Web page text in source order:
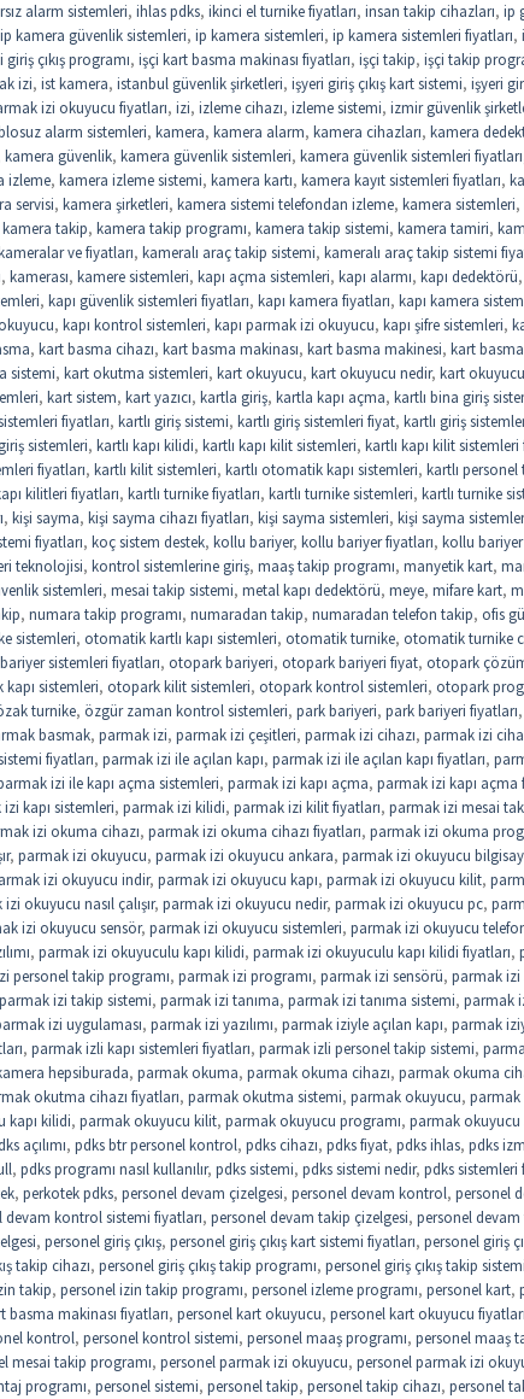
alarm sistemleri, ihlas pdks, ikinci el turnike fiyatları, insan takip cihazları, ip
ip kamera güvenlik sistemleri, ip kamera sistemleri, ip kamera sistemleri fiyatları,
giriş çıkış programı, işçi kart basma makinası fiyatları, işçi takip, işçi takip
izi, ist kamera, istanbul güvenlik şirketleri, işyeri giriş çıkış kart sistemi, işyeri
izi okuyucu fiyatları, izi, izleme cihazı, izleme sistemi, izmir güvenlik
alarm sistemleri, kamera, kamera alarm, kamera cihazları, kamera
kamera güvenlik, kamera güvenlik sistemleri, kamera güvenlik sistemleri fiyatları
izleme, kamera izleme sistemi, kamera kartı, kamera kayıt sistemleri fiyatları,
servisi, kamera şirketleri, kamera sistemi telefondan izleme, kamera sistemleri,
kamera takip, kamera takip programı, kamera takip sistemi, kamera tamiri,
ve fiyatları, kameralı araç takip sistemi, kameralı araç takip sistemi
, kamerası, kamere sistemleri, kapı açma sistemleri, kapı alarmı, kapı dedektörü,
, kapı güvenlik sistemleri fiyatları, kapı kamera fiyatları, kapı kamera
, kapı kontrol sistemleri, kapı parmak izi okuyucu, kapı şifre sistemleri,
, kart basma cihazı, kart basma makinası, kart basma makinesi, kart
sistemi, kart okutma sistemleri, kart okuyucu, kart okuyucu nedir, kart
, kart sistem, kart yazıcı, kartla giriş, kartla kapı açma, kartlı bina giriş
fiyatları, kartlı giriş sistemi, kartlı giriş sistemleri fiyat, kartlı giriş
sistemleri, kartlı kapı kilidi, kartlı kapı kilit sistemleri, kartlı kapı kilit sistemleri
fiyatları, kartlı kilit sistemleri, kartlı otomatik kapı sistemleri, kartlı personel
kilitleri fiyatları, kartlı turnike fiyatları, kartlı turnike sistemleri, kartlı turnike
, kişi sayma, kişi sayma cihazı fiyatları, kişi sayma sistemleri, kişi sayma
fiyatları, koç sistem destek, kollu bariyer, kollu bariyer fiyatları, kollu
teknolojisi, kontrol sistemlerine giriş, maaş takip programı, manyetik kart,
sistemleri, mesai takip sistemi, metal kapı dedektörü, meye, mifare kart,
, numara takip programı, numaradan takip, numaradan telefon takip, ofis
sistemleri, otomatik kartlı kapı sistemleri, otomatik turnike, otomatik turnike
sistemleri fiyatları, otopark bariyeri, otopark bariyeri fiyat, otopark
sistemleri, otopark kilit sistemleri, otopark kontrol sistemleri, otopark
turnike, özgür zaman kontrol sistemleri, park bariyeri, park bariyeri fiyatları,
basmak, parmak izi, parmak izi çeşitleri, parmak izi cihazı, parmak izi
fiyatları, parmak izi ile açılan kapı, parmak izi ile açılan kapı fiyatları,
izi ile kapı açma sistemleri, parmak izi kapı açma, parmak izi kapı açma
kapı sistemleri, parmak izi kilidi, parmak izi kilit fiyatları, parmak izi mesai
izi okuma cihazı, parmak izi okuma cihazı fiyatları, parmak izi okuma
, parmak izi okuyucu, parmak izi okuyucu ankara, parmak izi okuyucu
izi okuyucu indir, parmak izi okuyucu kapı, parmak izi okuyucu kilit,
okuyucu nasıl çalışır, parmak izi okuyucu nedir, parmak izi okuyucu pc,
izi okuyucu sensör, parmak izi okuyucu sistemleri, parmak izi okuyucu
, parmak izi okuyuculu kapı kilidi, parmak izi okuyuculu kapı kilidi fiyatları,
personel takip programı, parmak izi programı, parmak izi sensörü, parmak izi
parmak izi takip sistemi, parmak izi tanıma, parmak izi tanıma sistemi, parmak
izi uygulaması, parmak izi yazılımı, parmak iziyle açılan kapı, parmak
, parmak izli kapı sistemleri fiyatları, parmak izli personel takip sistemi,
hepsiburada, parmak okuma, parmak okuma cihazı, parmak okuma
okutma cihazı fiyatları, parmak okutma sistemi, parmak okuyucu, parmak
kapı kilidi, parmak okuyucu kilit, parmak okuyucu programı, parmak okuyucu
açılımı, pdks btr personel kontrol, pdks cihazı, pdks fiyat, pdks ihlas, pdks
, pdks programı nasıl kullanılır, pdks sistemi, pdks sistemi nedir, pdks sistemleri
, perkotek pdks, personel devam çizelgesi, personel devam kontrol, personel
devam kontrol sistemi fiyatları, personel devam takip çizelgesi, personel
, personel giriş çıkış, personel giriş çıkış kart sistemi fiyatları, personel giriş
takip cihazı, personel giriş çıkış takip programı, personel giriş çıkış takip
takip, personel izin takip programı, personel izleme programı, personel kart,
basma makinası fiyatları, personel kart okuyucu, personel kart okuyucu fiyatları
kontrol, personel kontrol sistemi, personel maaş programı, personel maaş
mesai takip programı, personel parmak izi okuyucu, personel parmak izi
programı, personel sistemi, personel takip, personel takip cihazı, personel